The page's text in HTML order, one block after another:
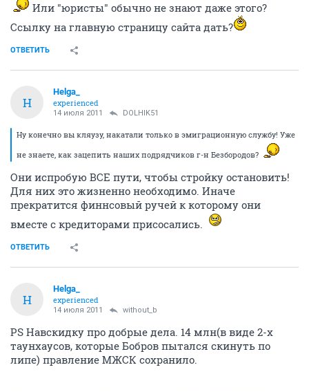
Или "юристы" обычно не знают даже этого?
Ссылку на главную страницу сайта дать?
ОТВЕТИТЬ
H
Helga_
experienced
14 июля 2011 DOLHIK51
Ну конечно вы кляузу, накатали только в эмиграционную службу! Уже
не знаете, как зацепить наших подрядчиков г-н Безбородов?
Они испробую ВСЕ пути, чтобы стройку остановить!
Для них это жизненно необходимо. Иначе
прекратится финнсовый ручей к которому они
вместе с кредиторами присосались.
ОТВЕТИТЬ
H
Helga_
experienced
14 июля 2011 without_b
PS Навскидку про добрые дела. 14 млн(в виде 2-х
таунхаусов, которые Бобров пытался скинуть по
липе) правление МЖСК сохранило.